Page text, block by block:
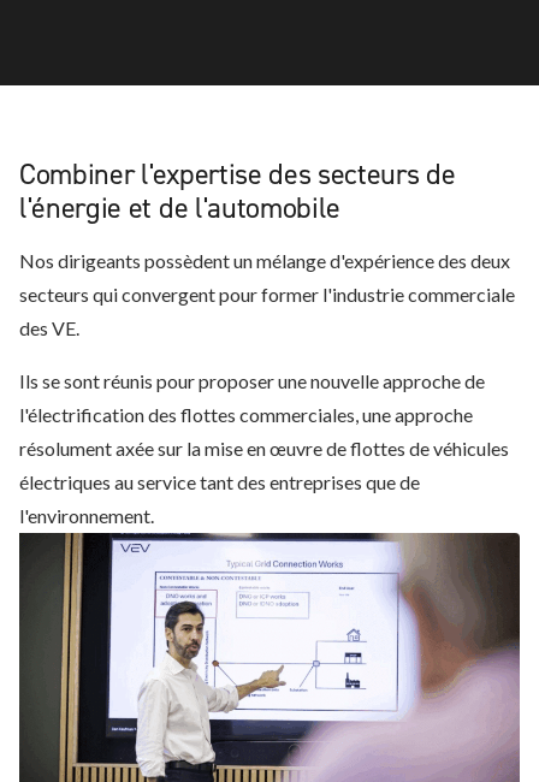
Combiner l'expertise des secteurs de
l'énergie et de l'automobile
Nos dirigeants possèdent un mélange d'expérience des deux
secteurs qui convergent pour former l'industrie commerciale
des VE.
Ils se sont réunis pour proposer une nouvelle approche de
l'électrification des flottes commerciales, une approche
résolument axée sur la mise en œuvre de flottes de véhicules
électriques au service tant des entreprises que de
l'environnement.